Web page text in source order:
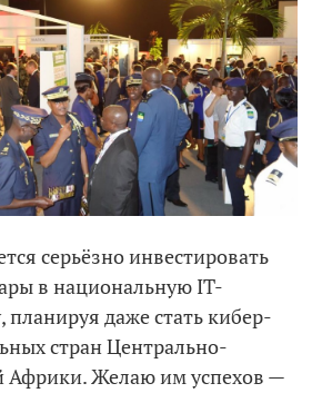
серьёзно инвестировать
в национальную IT-
планируя даже стать кибер-
стран Центрально-
Африки. Желаю им успехов —